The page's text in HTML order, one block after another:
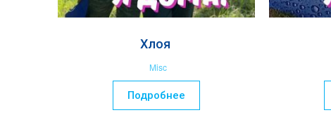
Хлоя
Misc
Подробнее